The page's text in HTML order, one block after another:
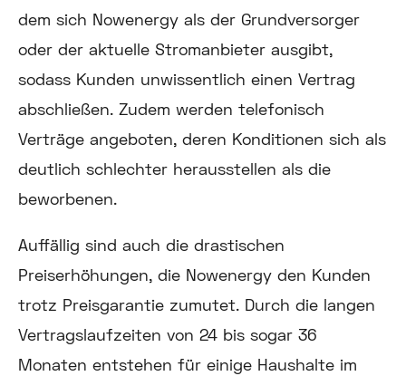
dem sich Nowenergy als der Grundversorger
oder der aktuelle Stromanbieter ausgibt,
sodass Kunden unwissentlich einen Vertrag
abschließen. Zudem werden telefonisch
Verträge angeboten, deren Konditionen sich als
deutlich schlechter herausstellen als die
beworbenen.
Auffällig sind auch die drastischen
Preiserhöhungen, die Nowenergy den Kunden
trotz Preisgarantie zumutet. Durch die langen
Vertragslaufzeiten von 24 bis sogar 36
Monaten entstehen für einige Haushalte im